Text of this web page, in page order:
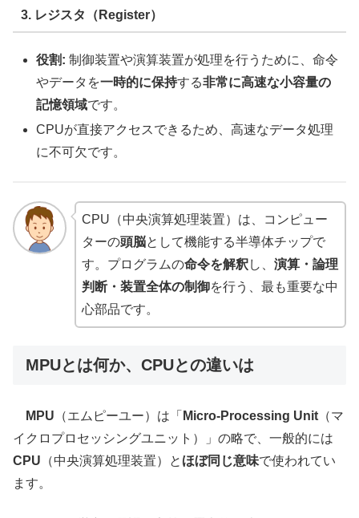
3. レジスタ（Register）
役割: 制御装置や演算装置が処理を行うために、命令
やデータを一時的に保持する非常に高速な小容量の
記憶領域です。
CPUが直接アクセスできるため、高速なデータ処理
に不可欠です。
CPU（中央演算処理装置）は、コンピュー
ターの頭脳として機能する半導体チップで
す。プログラムの命令を解釈し、 演算・論理
判断・装置全体の制御を行う、最も重要な中
心部品です。
MPUとは何か、CPUとの違いは
MPU （エムピーユー）は「 Micro-Processing Unit （マ
イクロプロセッシングユニット）」の略で、一般的には
CPU （中央演算処理装置）と ほぼ同じ意味で使われてい
ます。